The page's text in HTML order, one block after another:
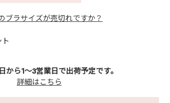
ブラサイズが売切れですか？
から1～3営業日で出荷予定です。
詳細はこちら